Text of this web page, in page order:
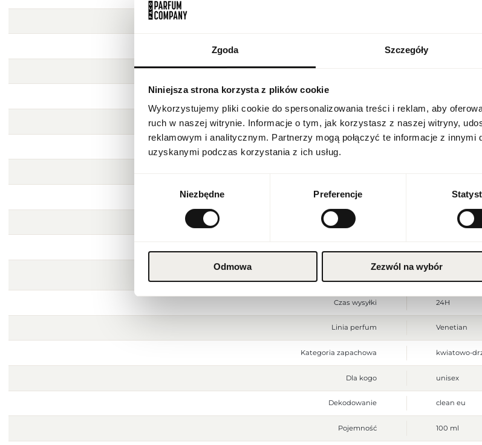
Zgoda Szczegóły
Niniejsza strona korzysta z plików cookie
Wykorzystujemy pliki cookie do spersonalizowania treści i reklam, aby
ruch w naszej witrynie. Informacje o tym, jak korzystasz z naszej witryny,
reklamowym i analitycznym. Partnerzy mogą połączyć te informacje z innymi
uzyskanymi podczas korzystania z ich usług.
Niezbędne Preferencje
Odmowa Zezwól na wybór
Głębokość opakowania [mm]
Jednostka produktu szt.
Nuty serca nuty
Nuty bazy drewno
Alcohol
Coumarin,
Hexyl
Czas wysyłki 24H
Linia perfum Venetian
Kategoria zapachowa kwiatowo-
Dla kogo unisex
Dekodowanie clean eu
Pojemność 100 ml
USTAWIENIA REGIONALNE
Lokalizacja
Polska
Język